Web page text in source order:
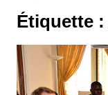
Étiquette :